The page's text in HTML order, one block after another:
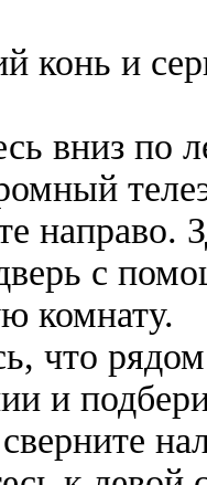
конь и
вниз по
направо.
с
комнату.
что
и